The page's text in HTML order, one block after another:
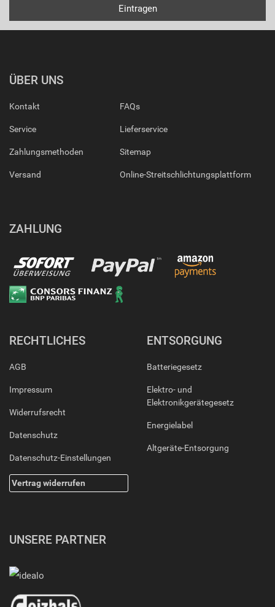
ÜBER UNS
Kontakt
Service
Zahlungsmethoden
Versand
FAQs
Lieferservice
Sitemap
Online-Streitschlichtungsplattform
ZAHLUNG
RECHTLICHES
AGB
Impressum
Widerrufsrecht
Datenschutz
Datenschutz-Einstellungen
Vertrag widerrufen
ENTSORGUNG
Batteriegesetz
Elektro- und
Elektronikgerätegesetz
Energielabel
Altgeräte-Entsorgung
UNSERE PARTNER